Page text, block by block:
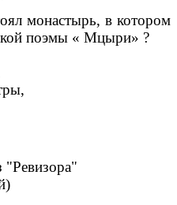
монастырь, в котором
поэмы « Мцыри» ?
"Ревизора"